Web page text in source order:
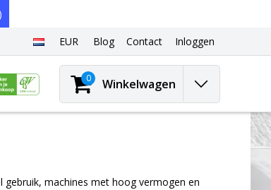
EUR Blog Contact Inloggen
0 Winkelwagen
machines met hoog vermogen en